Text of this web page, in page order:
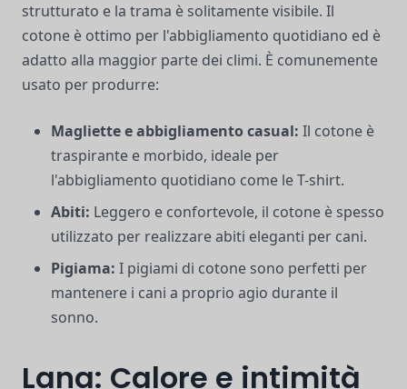
strutturato e la trama è solitamente visibile. Il
cotone è ottimo per l'abbigliamento quotidiano ed è
adatto alla maggior parte dei climi. È comunemente
usato per produrre:
Magliette e abbigliamento casual: Il cotone è
traspirante e morbido, ideale per
l'abbigliamento quotidiano come le T-shirt.
Abiti: Leggero e confortevole, il cotone è spesso
utilizzato per realizzare abiti eleganti per cani.
Pigiama: I pigiami di cotone sono perfetti per
mantenere i cani a proprio agio durante il
sonno.
Lana: Calore e intimità